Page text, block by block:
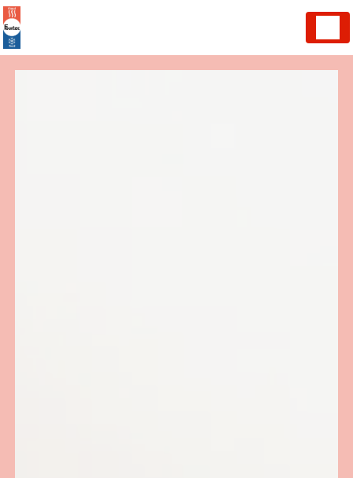
Panneau de gestion des cookies